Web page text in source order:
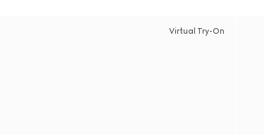
Virtual Try-On